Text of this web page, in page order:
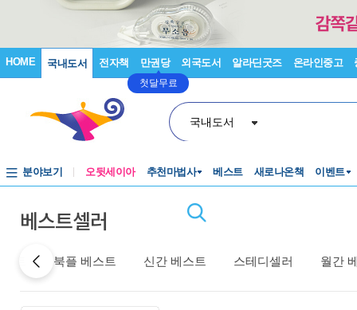
HOME 국내도서 전자책 만권당
첫달무료
외국도서 알라딘굿즈 온라인중고
국내도서
분야보기 오뒷세이아 추천마법사 베스트 새로나온책 이벤트
베스트셀러
북플 베스트 신간 베스트 스테디셀러 월간